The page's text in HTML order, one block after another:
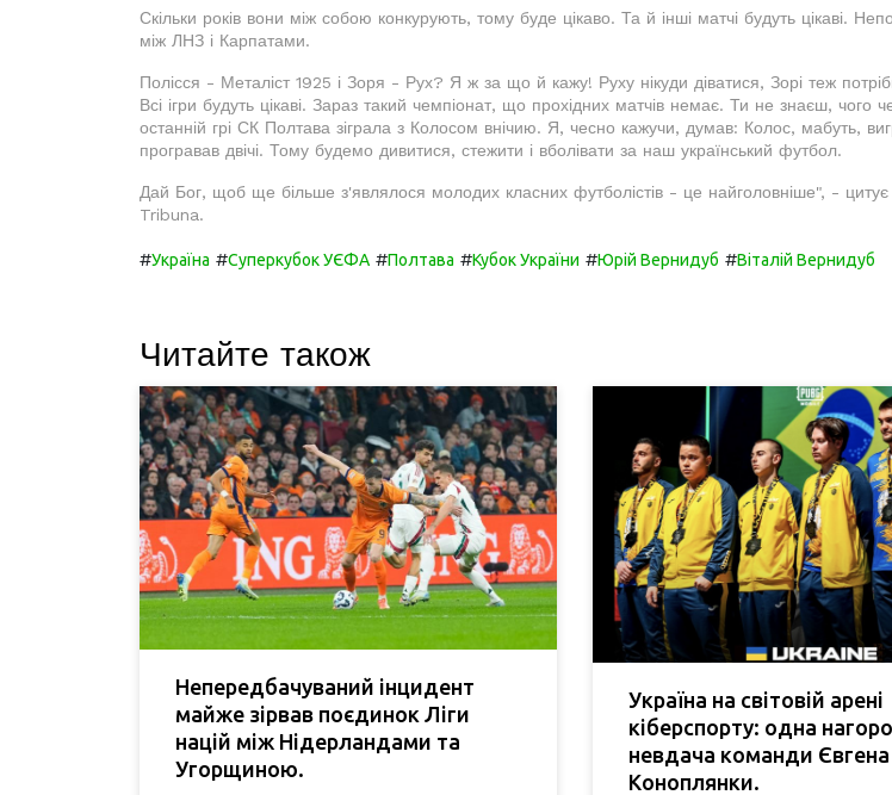
Скільки років вони між собою конкурують, тому буде цікаво. Та й інші матчі будуть цікаві.
між ЛНЗ і Карпатами.
Полісся - Металіст 1925 і Зоря - Рух? Я ж за що й кажу! Руху нікуди діватися, Зорі теж
Всі ігри будуть цікаві. Зараз такий чемпіонат, що прохідних матчів немає. Ти не знаєш, чого
останній грі СК Полтава зіграла з Колосом внічию. Я, чесно кажучи, думав: Колос, мабуть,
програвав двічі. Тому будемо дивитися, стежити і вболівати за наш український футбол.
Дай Бог, щоб ще більше з'являлося молодих класних футболістів - це найголовніше", -
Tribuna.
#Україна #Суперкубок УЄФА #Полтава #Кубок України #Юрій Вернидуб #Віталій Вернидуб
Читайте також
Непередбачуваний інцидент
майже зірвав поєдинок Ліги
націй між Нідерландами та
Угорщиною.
Україна на світовій арені
кіберспорту: одна
невдача команди Євгена
Коноплянки.